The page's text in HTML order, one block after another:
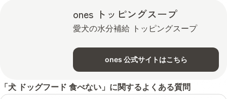
ones トッピングスープ
愛犬の水分補給 トッピングスープ
ones 公式サイトはこちら
「犬 ドッグフード 食べない」に関するよくある質問